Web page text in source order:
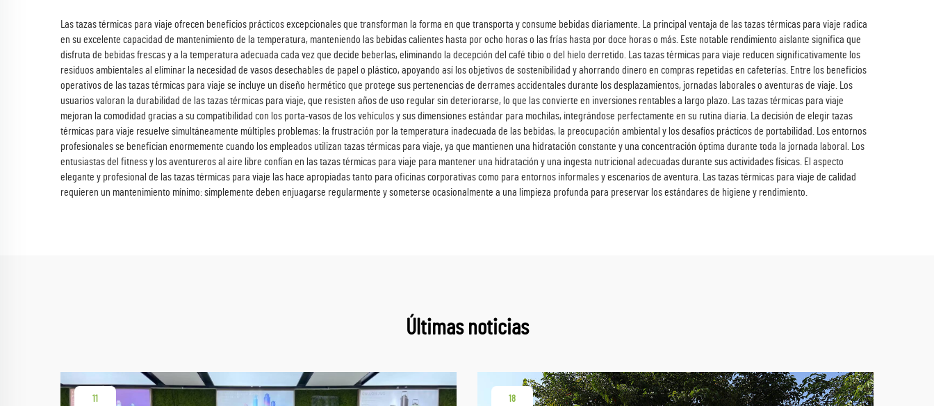
Las tazas térmicas para viaje ofrecen beneficios prácticos excepcionales que transforman la forma en que transporta y consume bebidas diariamente. La principal ventaja de las tazas térmicas para viaje radica
en su excelente capacidad de mantenimiento de la temperatura, manteniendo las bebidas calientes hasta por ocho horas o las frías hasta por doce horas o más. Este notable rendimiento aislante significa que
disfruta de bebidas frescas y a la temperatura adecuada cada vez que decide beberlas, eliminando la decepción del café tibio o del hielo derretido. Las tazas térmicas para viaje reducen significativamente los
residuos ambientales al eliminar la necesidad de vasos desechables de papel o plástico, apoyando así los objetivos de sostenibilidad y ahorrando dinero en compras repetidas en cafeterías. Entre los beneficios
operativos de las tazas térmicas para viaje se incluye un diseño hermético que protege sus pertenencias de derrames accidentales durante los desplazamientos, jornadas laborales o aventuras de viaje. Los
usuarios valoran la durabilidad de las tazas térmicas para viaje, que resisten años de uso regular sin deteriorarse, lo que las convierte en inversiones rentables a largo plazo. Las tazas térmicas para viaje
mejoran la comodidad gracias a su compatibilidad con los porta-vasos de los vehículos y sus dimensiones estándar para mochilas, integrándose perfectamente en su rutina diaria. La decisión de elegir tazas
térmicas para viaje resuelve simultáneamente múltiples problemas: la frustración por la temperatura inadecuada de las bebidas, la preocupación ambiental y los desafíos prácticos de portabilidad. Los entornos
profesionales se benefician enormemente cuando los empleados utilizan tazas térmicas para viaje, ya que mantienen una hidratación constante y una concentración óptima durante toda la jornada laboral. Los
entusiastas del fitness y los aventureros al aire libre confían en las tazas térmicas para viaje para mantener una hidratación y una ingesta nutricional adecuadas durante sus actividades físicas. El aspecto
elegante y profesional de las tazas térmicas para viaje las hace apropiadas tanto para oficinas corporativas como para entornos informales y escenarios de aventura. Las tazas térmicas para viaje de calidad
requieren un mantenimiento mínimo: simplemente deben enjuagarse regularmente y someterse ocasionalmente a una limpieza profunda para preservar los estándares de higiene y rendimiento.
Últimas noticias
11 18